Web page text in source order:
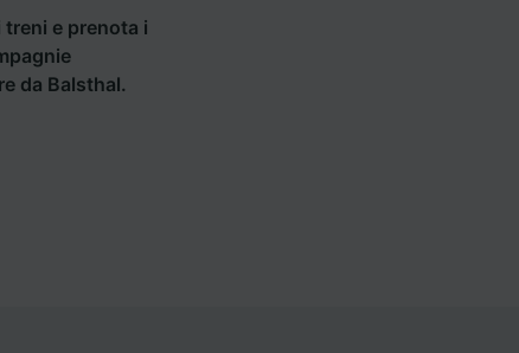
e prenota i
da Balsthal.